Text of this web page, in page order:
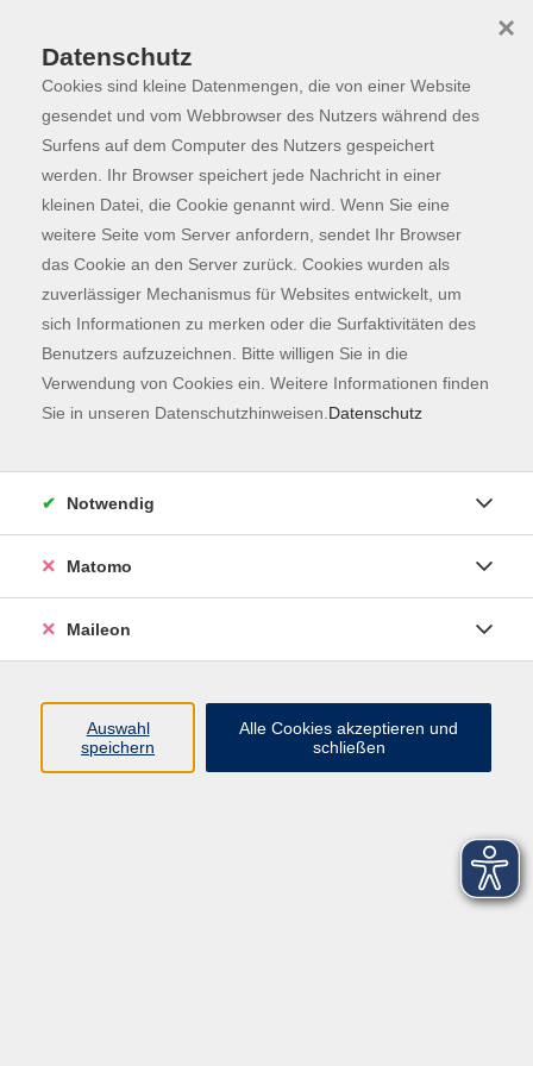
Skip to main content
Programm
Der Kurs konnte nicht gefunden werden.
Kontaktformular
Impressum
AGB
Datenschutzerklärung
Datenschutz
Cookies sind kleine Datenmengen, die von einer Website
gesendet und vom Webbrowser des Nutzers während des
Surfens auf dem Computer des Nutzers gespeichert
werden. Ihr Browser speichert jede Nachricht in einer
kleinen Datei, die Cookie genannt wird. Wenn Sie eine
weitere Seite vom Server anfordern, sendet Ihr Browser
das Cookie an den Server zurück. Cookies wurden als
zuverlässiger Mechanismus für Websites entwickelt, um
sich Informationen zu merken oder die Surfaktivitäten des
Benutzers aufzuzeichnen. Bitte willigen Sie in die
Verwendung von Cookies ein. Weitere Informationen finden
Sie in unseren Datenschutzhinweisen. Datenschutz
×
Notwendig
Matomo
Maileon
Auswahl
speichern
Alle Cookies akzeptieren und
schließen